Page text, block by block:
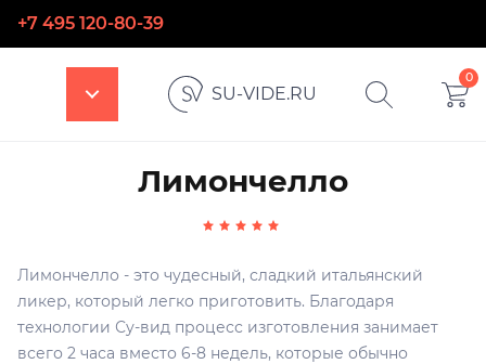
+7 495 120-80-39
SU-VIDE.RU
0
Лимончелло
Лимончелло - это чудесный, сладкий итальянский
ликер, который легко приготовить. Благодаря
технологии Су-вид процесс изготовления занимает
всего 2 часа вместо 6-8 недель, которые обычно